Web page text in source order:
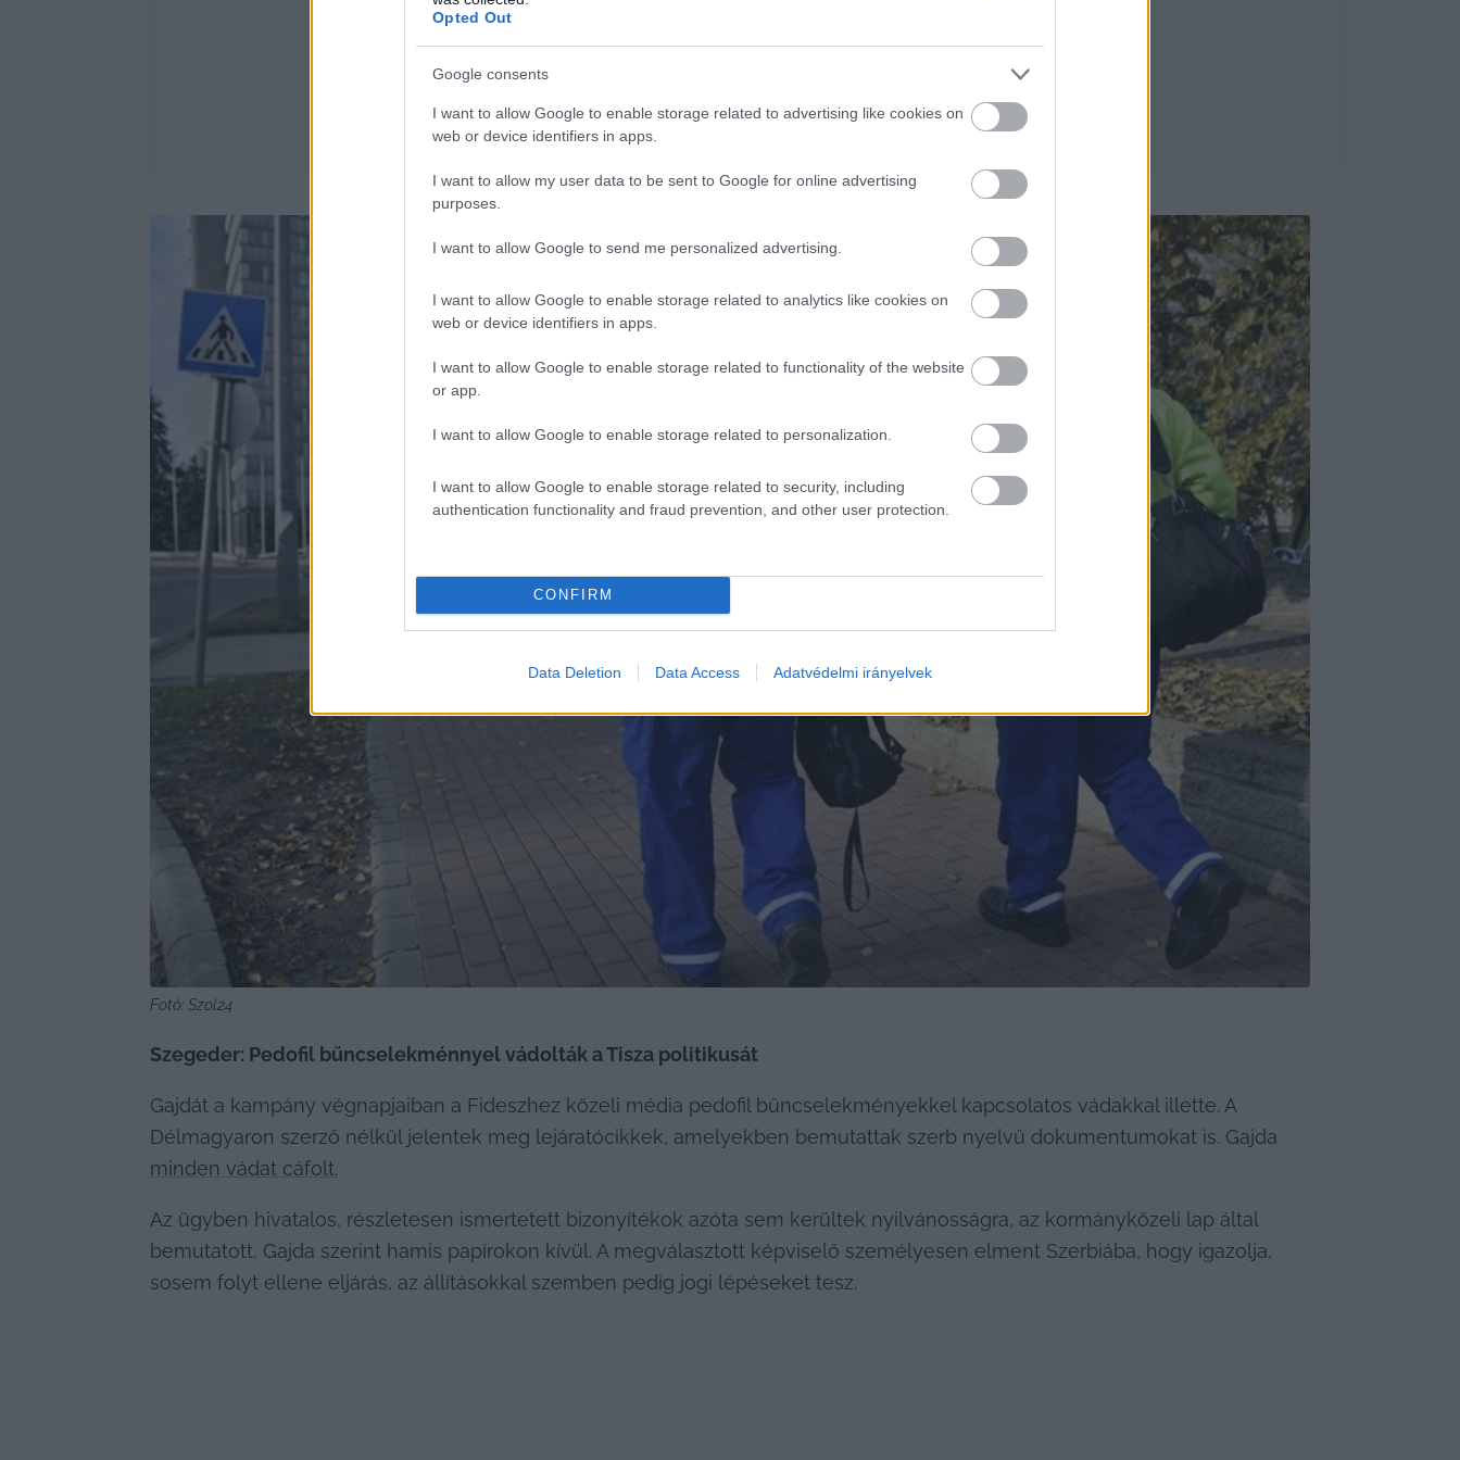
Opted Out
Google consents
I want to allow Google to enable storage related to advertising like cookies on
web or device identifiers in apps.
I want to allow my user data to be sent to Google for online advertising
purposes.
I want to allow Google to send me personalized advertising.
I want to allow Google to enable storage related to analytics like cookies on
web or device identifiers in apps.
I want to allow Google to enable storage related to functionality of the website
or app.
I want to allow Google to enable storage related to personalization.
I want to allow Google to enable storage related to security, including
authentication functionality and fraud prevention, and other user protection.
CONFIRM
Data Deletion Data Access Adatvédelmi irányelvek
Fotó: Szol24
Szegeder: Pedofil bűncselekménnyel vádolták a Tisza politikusát
Gajdát a kampány végnapjaiban a Fideszhez közeli média pedofil bűncselekményekkel kapcsolatos vádakkal illette. A
minden vádat cáfolt.
Az ügyben hivatalos, részletesen ismertetett bizonyítékok azóta sem kerültek nyilvánosságra, az kormányközeli lap által
bemutatott, Gajda szerint hamis papírokon kívül. A megválasztott képviselő személyesen elment Szerbiába, hogy igazolja,
sosem folyt ellene eljárás, az állításokkal szemben pedig jogi lépéseket tesz.